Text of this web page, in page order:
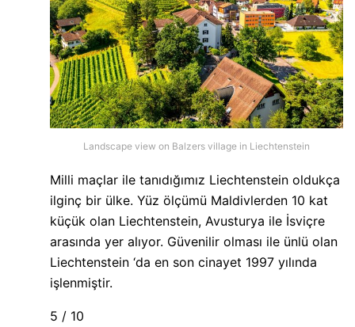
Landscape view on Balzers village in Liechtenstein
Milli maçlar ile tanıdığımız Liechtenstein oldukça
ilginç bir ülke. Yüz ölçümü Maldivlerden 10 kat
küçük olan Liechtenstein, Avusturya ile İsviçre
arasında yer alıyor. Güvenilir olması ile ünlü olan
Liechtenstein ‘da en son cinayet 1997 yılında
işlenmiştir.
5 / 10